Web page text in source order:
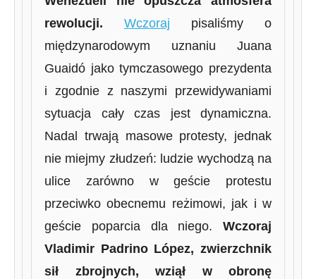
rewolucji.
Wczoraj pisaliśmy o
międzynarodowym uznaniu Juana
Guaidó jako tymczasowego prezydenta
i zgodnie z naszymi przewidywaniami
sytuacja cały czas jest dynamiczna.
Nadal trwają masowe protesty, jednak
nie miejmy złudzeń: ludzie wychodzą na
ulice zarówno w geście protestu
przeciwko obecnemu reżimowi, jak i w
geście poparcia dla niego. Wczoraj
Vladimir Padrino López, zwierzchnik
sił zbrojnych, wziął w obronę